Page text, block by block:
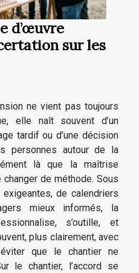
d’œuvre
sur les
ne vient pas toujours
elle naît souvent d’un
tardif ou d’une décision
personnes autour de la
là que la maîtrise
de méthode. Sous
de calendriers
mieux informés, la
s’outille, et
plus clairement, avec
que le chantier ne
le chantier, l’accord se